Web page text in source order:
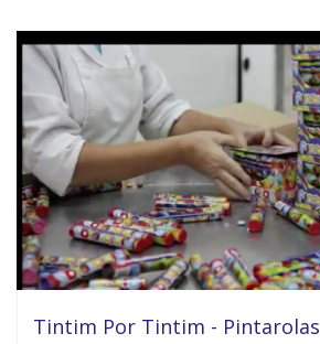
Tintim Por Tintim - Pintarolas